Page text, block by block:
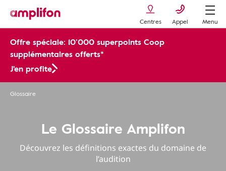
Centres Appel Menu
Offre spéciale: 10’000 superpoints Coop
supplémentaires offerts*
J'en profite
Glossaire
Le Glossaire Amplifon
Découvrez les définitions exactes du domaine de
l’audition